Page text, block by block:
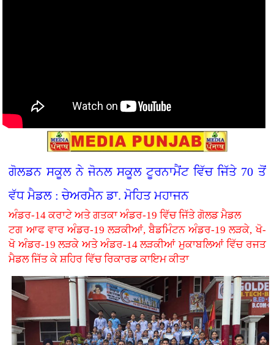
ਗੋਲਡਨ ਸਕੂਲ ਨੇ ਜੋਨਲ ਸਕੂਲ ਟੂਰਨਾਮੈਂਟ ਵਿੱਚ ਜਿੱਤੇ 70 ਤੋਂ
ਵੱਧ ਮੈਡਲ : ਚੇਅਰਮੈਨ ਡਾ. ਮੋਹਿਤ ਮਹਾਜਨ
ਅੰਡਰ-14 ਕਰਾਟੇ ਅਤੇ ਗਤਕਾ ਅੰਡਰ-19 ਵਿੱਚ ਜਿੱਤੇ ਗੋਲਡ ਮੈਡਲ
ਟਗ ਆਫ ਵਾਰ ਅੰਡਰ-19 ਲੜਕੀਆਂ, ਬੈਡਮਿੰਟਨ ਅੰਡਰ-19 ਲੜਕੇ, ਖੋ-
ਖੋ ਅੰਡਰ-19 ਲੜਕੇ ਅਤੇ ਅੰਡਰ-14 ਲੜਕੀਆਂ ਮੁਕਾਬਲਿਆਂ ਵਿੱਚ ਰਜਤ
ਮੈਡਲ ਜਿੱਤ ਕੇ ਸ਼ਹਿਰ ਵਿੱਚ ਰਿਕਾਰਡ ਕਾਇਮ ਕੀਤਾ